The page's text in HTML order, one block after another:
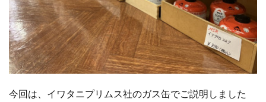
今回は、イワタニプリムス社のガス缶でご説明しました